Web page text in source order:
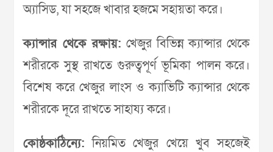
অ্যাসিড, যা সহজে খাবার হজমে সহায়তা করে।
ক্যান্সার থেকে রক্ষায়: খেজুর বিভিন্ন ক্যান্সার থেকে
শরীরকে সুস্থ রাখতে গুরুত্বপূর্ণ ভূমিকা পালন করে।
বিশেষ করে খেজুর লাংস ও ক্যাভিটি ক্যান্সার থেকে
শরীরকে দূরে রাখতে সাহায্য করে।
কোষ্ঠকাঠিন্যে: নিয়মিত খেজুর খেয়ে খুব সহজেই